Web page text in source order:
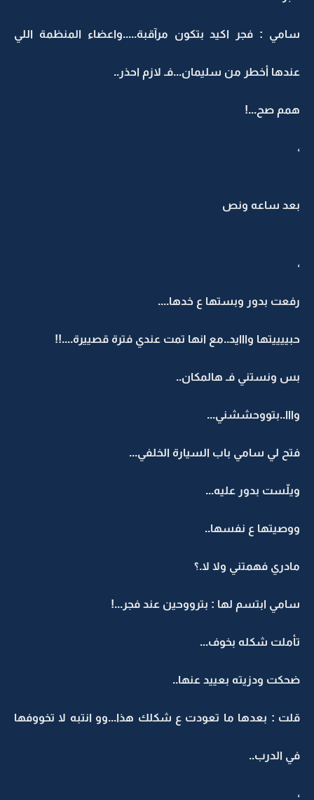
سامي : فجر اكيد بتكون مرآقبة.....واعضاء المنظمة اللي
عندها أخطر من سليمان...فـ لازم احذر..
همم صح...!
،
بعد ساعه ونص
،
رفعت بدور وبستها ع خدها....
حبييييتها وااايد..مع انها تمت عندي فترة قصييرة....!!
بس ونستني فـ هالمكان..
وااا..بتووحششني...
فتح لي سامي باب السيارة الخلفي...
ويلّست بدور عليه...
ووصيتها ع نفسها..
مادري فهمتني ولا لا.؟
سامي ابتسم لها : بترووحين عند فجر...!
تأملت شكله بخوف...
ضحكت ودزيته بعييد عنها..
قلت : بعدها ما تعودت ع شكلك هذا...وو انتبه لا تخووفها
في الدرب..
،